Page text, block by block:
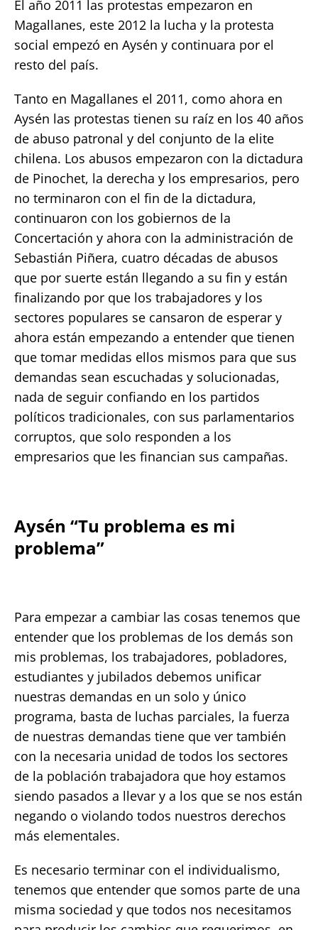
El año 2011 las protestas empezaron en
Magallanes, este 2012 la lucha y la protesta
social empezó en Aysén y continuara por el
resto del país.
Tanto en Magallanes el 2011, como ahora en
Aysén las protestas tienen su raíz en los 40 años
de abuso patronal y del conjunto de la elite
chilena. Los abusos empezaron con la dictadura
de Pinochet, la derecha y los empresarios, pero
no terminaron con el fin de la dictadura,
continuaron con los gobiernos de la
Concertación y ahora con la administración de
Sebastián Piñera, cuatro décadas de abusos
que por suerte están llegando a su fin y están
finalizando por que los trabajadores y los
sectores populares se cansaron de esperar y
ahora están empezando a entender que tienen
que tomar medidas ellos mismos para que sus
demandas sean escuchadas y solucionadas,
nada de seguir confiando en los partidos
políticos tradicionales, con sus parlamentarios
corruptos, que solo responden a los
empresarios que les financian sus campañas.
Aysén “Tu problema es mi
problema”
Para empezar a cambiar las cosas tenemos que
entender que los problemas de los demás son
mis problemas, los trabajadores, pobladores,
estudiantes y jubilados debemos unificar
nuestras demandas en un solo y único
programa, basta de luchas parciales, la fuerza
de nuestras demandas tiene que ver también
con la necesaria unidad de todos los sectores
de la población trabajadora que hoy estamos
siendo pasados a llevar y a los que se nos están
negando o violando todos nuestros derechos
más elementales.
Es necesario terminar con el individualismo,
tenemos que entender que somos parte de una
misma sociedad y que todos nos necesitamos